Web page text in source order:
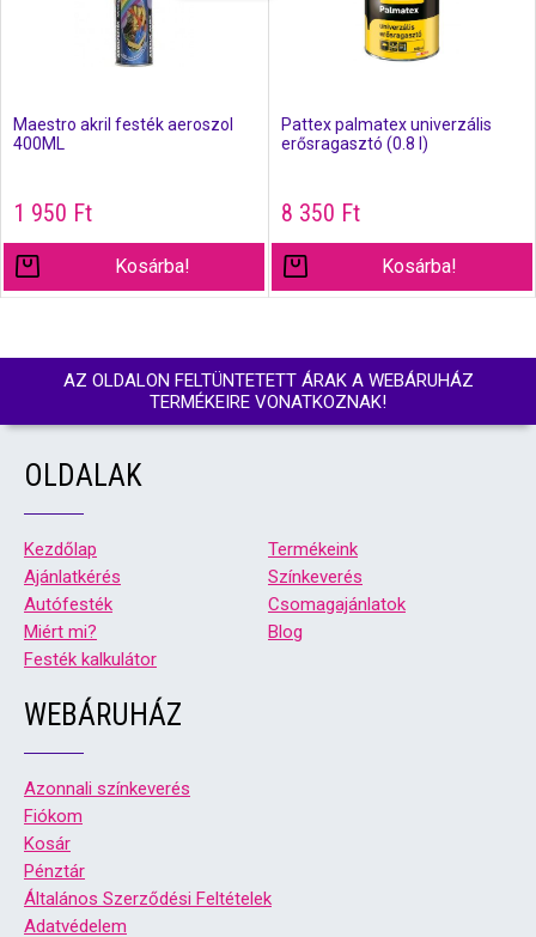
Maestro akril festék aeroszol
400ML
1 950 Ft
Kosárba!
Pattex palmatex univerzális
erősragasztó (0.8 l)
8 350 Ft
Kosárba!
AZ OLDALON FELTÜNTETETT ÁRAK A WEBÁRUHÁZ
TERMÉKEIRE VONATKOZNAK!
OLDALAK
Kezdőlap
Termékeink
Ajánlatkérés
Színkeverés
Autófesték
Csomagajánlatok
Miért mi?
Blog
Festék kalkulátor
WEBÁRUHÁZ
Azonnali színkeverés
Fiókom
Kosár
Pénztár
Általános Szerződési Feltételek
Adatvédelem